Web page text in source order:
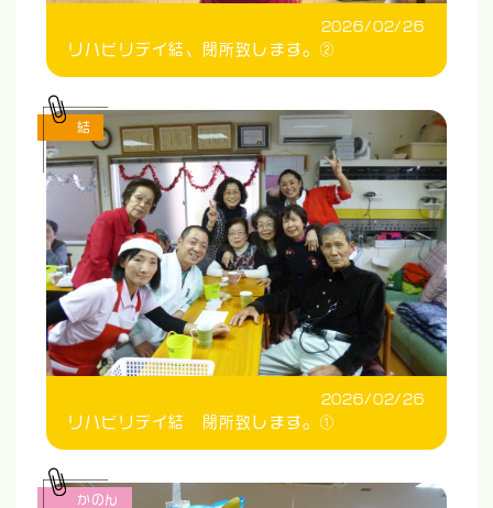
2026/02/26
リハビリデイ結、閉所致します。②
2026/02/26
リハビリデイ結 閉所致します。①
結
かのん